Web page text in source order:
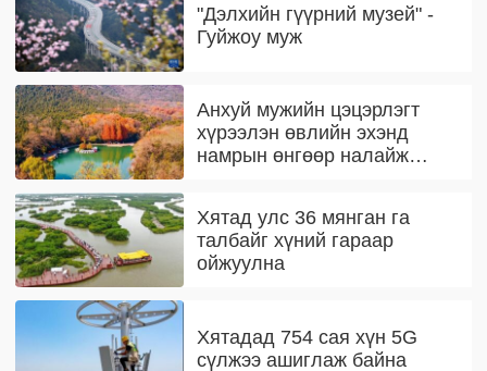
"Дэлхийн гүүрний музей" -
Гуйжоу муж
Анхуй мужийн цэцэрлэгт
хүрээлэн өвлийн эхэнд
намрын өнгөөр налайж
Хятад улс 36 мянган га
талбайг хүний гараар
ойжуулна
Хятадад 754 сая хүн 5G
сүлжээ ашиглаж байна